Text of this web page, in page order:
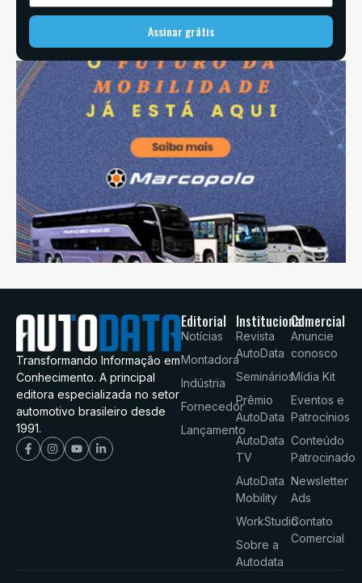
Assinar grátis
Transformando Informação em
Conhecimento. A principal
editora especializada no setor
automotivo brasileiro desde
1991.
Editorial
Notícias
Montadora
Indústria
Fornecedor
Lançamento
Institucional
Revista
AutoData
Seminários
Prêmio
AutoData
AutoData
TV
AutoData
Mobility
WorkStudio
Sobre a
Autodata
Comercial
Anuncie
conosco
Mídia Kit
Eventos e
Patrocínios
Conteúdo
Patrocinado
Newsletter
Ads
Contato
Comercial